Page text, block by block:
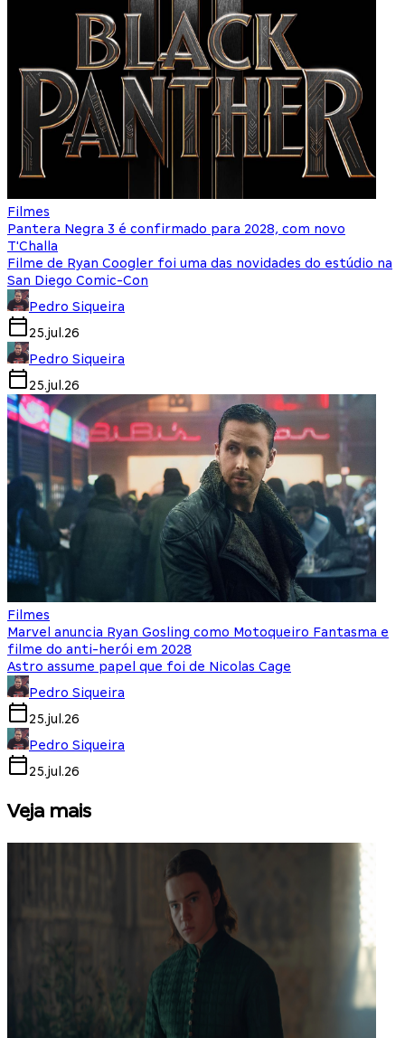
Filmes
Pantera Negra 3 é confirmado para 2028, com novo
T'Challa
Filme de Ryan Coogler foi uma das novidades do estúdio na
San Diego Comic-Con
Pedro Siqueira
25.jul.26
Pedro Siqueira
25.jul.26
Filmes
Marvel anuncia Ryan Gosling como Motoqueiro Fantasma e
filme do anti-herói em 2028
Astro assume papel que foi de Nicolas Cage
Pedro Siqueira
25.jul.26
Pedro Siqueira
25.jul.26
Veja mais